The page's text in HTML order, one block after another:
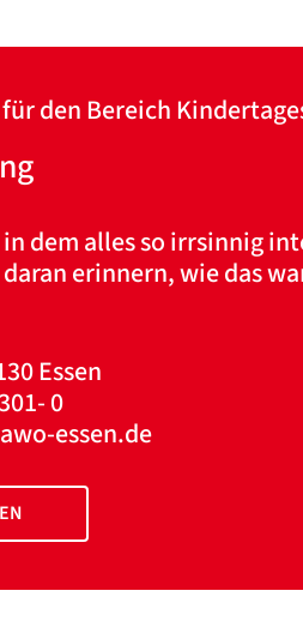
den Bereich
dem alles so irrsinnig
erinnern, wie das
Essen
0
essen.de